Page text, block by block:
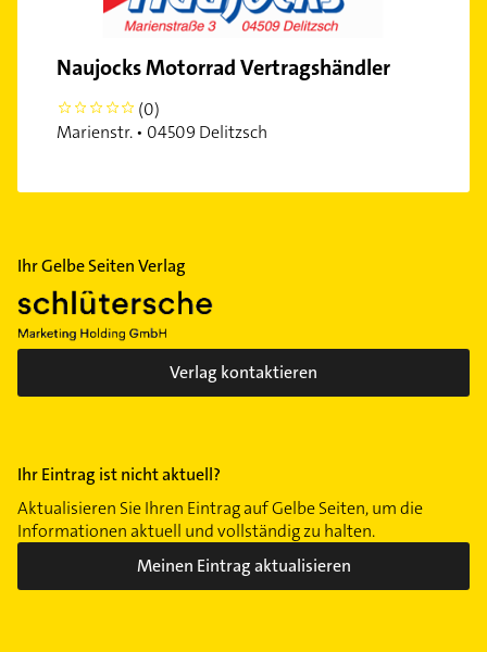
Naujocks Motorrad Vertragshändler
0
(0)
Marienstr. • 04509 Delitzsch
Ihr Gelbe Seiten Verlag
Verlag kontaktieren
Ihr Eintrag ist nicht aktuell?
Aktualisieren Sie Ihren Eintrag auf Gelbe Seiten, um die
Informationen aktuell und vollständig zu halten.
Meinen Eintrag aktualisieren